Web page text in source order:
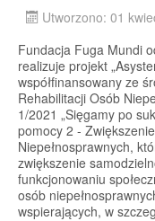
Utworzono: 01
Fundacja Fuga Mundi
realizuje projekt
współfinansowany ze
Rehabilitacji Osób
1/2021 „Sięgamy po
pomocy 2 -
Niepełnosprawnych,
zwiększenie
funkcjonowaniu
osób
wspierających, w